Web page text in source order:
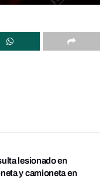
lesionado en
y camioneta en